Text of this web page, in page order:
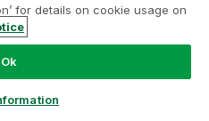
Bater papo agora
for details on cookie usage on
Ok